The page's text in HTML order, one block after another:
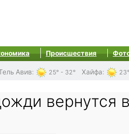
Происшествия
Авив: 25° - 32° Хайфа:
вернутся в